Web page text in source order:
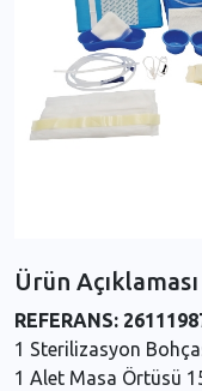
Ürün Açıklaması
REFERANS:
1 Sterilizasyon
1 Alet Masa Örtüsü